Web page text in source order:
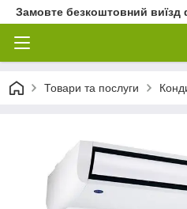
Замовте безкоштовний виїзд
Товари та послуги